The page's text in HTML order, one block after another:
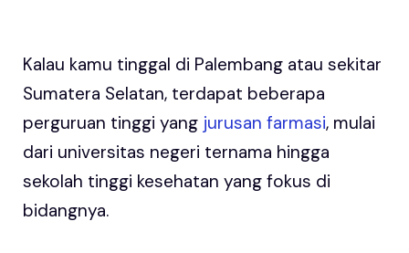
Kalau kamu tinggal di Palembang atau sekitar
Sumatera Selatan, terdapat beberapa
perguruan tinggi yang jurusan farmasi, mulai
dari universitas negeri ternama hingga
sekolah tinggi kesehatan yang fokus di
bidangnya.